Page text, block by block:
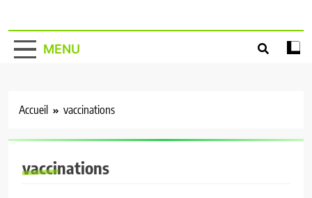
MENU
Accueil vaccinations
vaccinations